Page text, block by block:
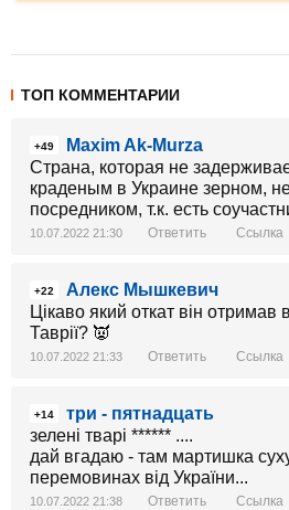
ТОП КОММЕНТАРИИ
+49
Maxim Ak-Murza
Страна, которая не
краденым в Украине зерном,
посредником, т.к. есть
10.07.2022 21:30 Ответить Ссылка
+22
Алекс Мышкевич
Цікаво який откат він отримав
Таврії? 👿
10.07.2022 21:33 Ответить Ссылка
+14
три - пятнадцать
зелені тварі ****** ....
дай вгадаю - там мартишка
перемовинах від України...
10.07.2022 21:38 Ответить Ссылка